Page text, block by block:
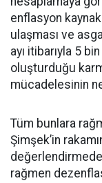
enflasyon
ulaşması ve
ayı itibarıyla 5
oluşturduğu
mücadelesinin
Tüm bunlara
Şimşek’in
rağmen